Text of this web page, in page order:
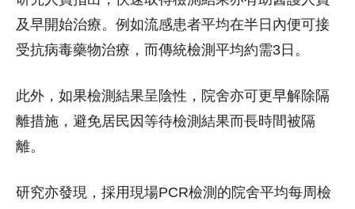
及早開始治療。例如流感患者平均在半日內便可接
受抗病毒藥物治療，而傳統檢測平均約需3日。
此外，如果檢測結果呈陰性，院舍亦可更早解除隔
離措施，避免居民因等待檢測結果而長時間被隔
離。
研究亦發現，採用現場PCR檢測的院舍平均每周檢